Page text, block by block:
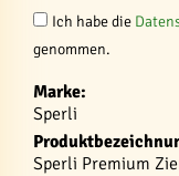
Ich habe die
genommen.
Marke:
Sperli
Sperli Premium